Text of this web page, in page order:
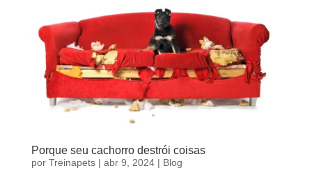
Porque seu cachorro destrói coisas
por Treinapets| abr 9, 2024| Blog